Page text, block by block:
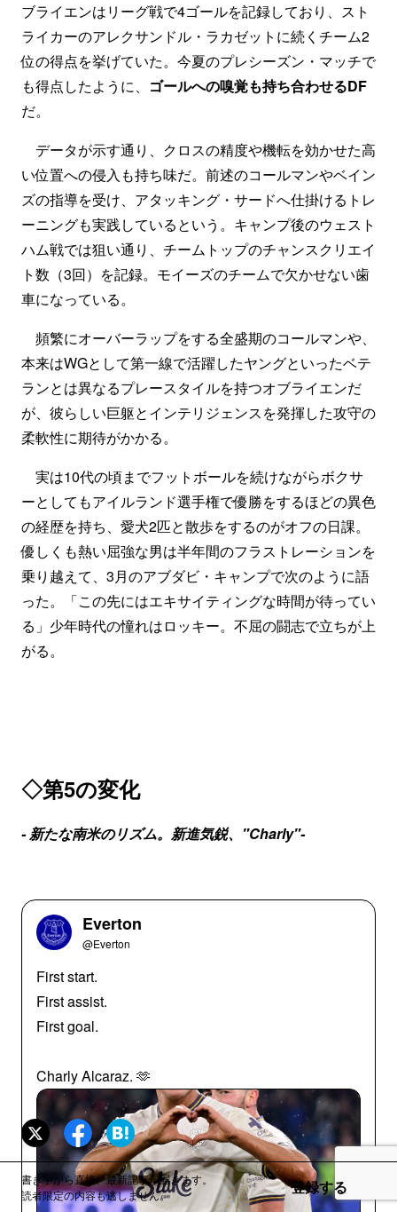
ブライエンはリーグ戦で4ゴールを記録しており、スト
ライカーのアレクサンドル・ラカゼットに続くチーム2
位の得点を挙げていた。今夏のプレシーズン・マッチで
も得点したように、 ゴールへの嗅覚も持ち合わせるDF
だ。
データが示す通り、クロスの精度や機転を効かせた高
い位置への侵入も持ち味だ。前述のコールマンやベイン
ズの指導を受け、アタッキング・サードへ仕掛けるトレ
ーニングも実践しているという。キャンプ後のウェスト
ハム戦では狙い通り、チームトップのチャンスクリエイ
ト数（3回）を記録。モイーズのチームで欠かせない歯
車になっている。
頻繁にオーバーラップをする全盛期のコールマンや、
本来はWGとして第一線で活躍したヤングといったベテ
ランとは異なるプレースタイルを持つオブライエンだ
が、彼らしい巨躯とインテリジェンスを発揮した攻守の
柔軟性に期待がかかる。
実は10代の頃までフットボールを続けながらボクサ
ーとしてもアイルランド選手権で優勝をするほどの異色
の経歴を持ち、愛犬2匹と散歩をするのがオフの日課。
優しくも熱い屈強な男は半年間のフラストレーションを
乗り越えて、3月のアブダビ・キャンプで次のように語
った。「この先にはエキサイティングな時間が待ってい
る」少年時代の憧れはロッキー。不屈の闘志で立ちが上
がる。
◇第5の変化
- 新たな南米のリズム。新進気鋭、"Charly"-
Everton
@Everton
First start.
First assist.
First goal.
Charly Alcaraz. 🫶
書き手から直接、最新記事が届きます。
読者限定の内容も逃しません。
登録する